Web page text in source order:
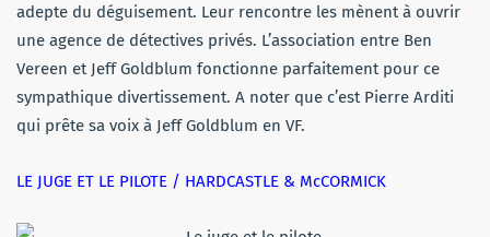
adepte du déguisement. Leur rencontre les mènent à ouvrir
une agence de détectives privés. L’association entre Ben
Vereen et Jeff Goldblum fonctionne parfaitement pour ce
sympathique divertissement. A noter que c’est Pierre Arditi
qui prête sa voix à Jeff Goldblum en VF.
LE JUGE ET LE PILOTE / HARDCASTLE & McCORMICK